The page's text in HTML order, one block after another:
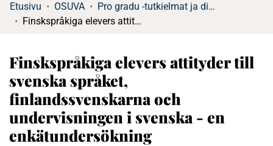
Etusivu OSUVA
Pro gradu -tutkielmat ja diplomityöt
Finskspråkiga elevers attityder till svenska språket, finlandssvenskarna och undervisningen i svenska - en enkätundersökning
Finskspråkiga elevers attityder till
svenska språket,
finlandssvenskarna och
undervisningen i svenska - en
enkätundersökning